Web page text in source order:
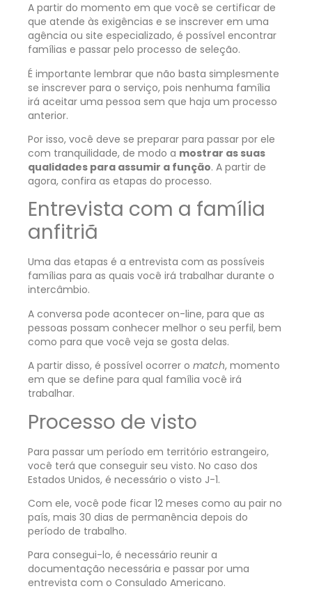
A partir do momento em que você se certificar de
que atende às exigências e se inscrever em uma
agência ou site especializado, é possível encontrar
famílias e passar pelo processo de seleção.
É importante lembrar que não basta simplesmente
se inscrever para o serviço, pois nenhuma família
irá aceitar uma pessoa sem que haja um processo
anterior.
Por isso, você deve se preparar para passar por ele
com tranquilidade, de modo a mostrar as suas
qualidades para assumir a função. A partir de
agora, confira as etapas do processo.
Entrevista com a família
anfitriã
Uma das etapas é a entrevista com as possíveis
famílias para as quais você irá trabalhar durante o
intercâmbio.
A conversa pode acontecer on-line, para que as
pessoas possam conhecer melhor o seu perfil, bem
como para que você veja se gosta delas.
A partir disso, é possível ocorrer o match, momento
em que se define para qual família você irá
trabalhar.
Processo de visto
Para passar um período em território estrangeiro,
você terá que conseguir seu visto. No caso dos
Estados Unidos, é necessário o visto J-1.
Com ele, você pode ficar 12 meses como au pair no
país, mais 30 dias de permanência depois do
período de trabalho.
Para consegui-lo, é necessário reunir a
documentação necessária e passar por uma
entrevista com o Consulado Americano.